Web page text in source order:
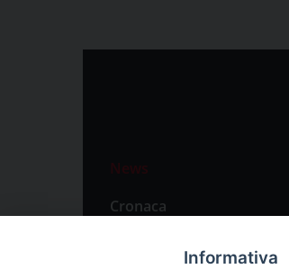
News
Cronaca
Primo PianoInformativa